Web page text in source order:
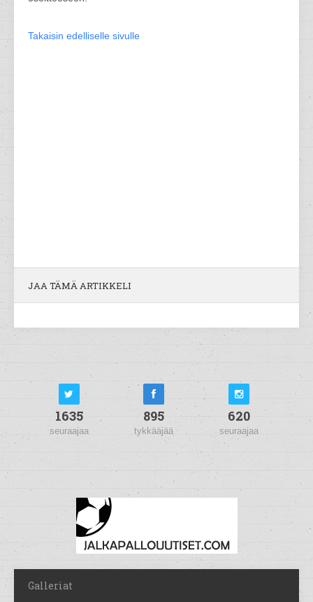
Takaisin edelliselle sivulle
JAA TÄMÄ ARTIKKELI
1635
seuraajaa
895
tykkääjää
620
seuraajaa
Galleriat